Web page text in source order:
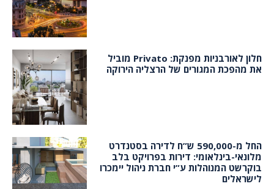
חלון לאורבניות מפנקת: Privato מוביל
את מהפכת המגורים של הרצליה הירוקה
החל מ-590,000 ש”ח לדירה בסטנדרט
מלונאי-בינלאומי: דירות בפרויקט בלב
בוקרשט המנוהלות ע”י חברת ניהול יימכרו
לישראלים